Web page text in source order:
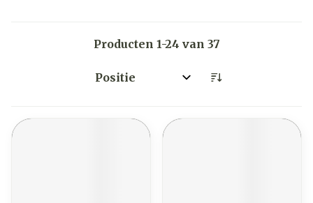
Producten 1-24 van 37
Sorteer op: